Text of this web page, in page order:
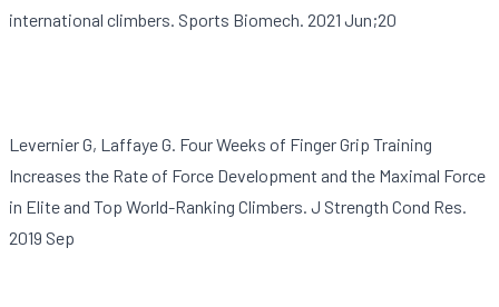
international climbers. Sports Biomech. 2021 Jun;20
Levernier G, Laffaye G. Four Weeks of Finger Grip Training
Increases the Rate of Force Development and the Maximal Force
in Elite and Top World-Ranking Climbers. J Strength Cond Res.
2019 Sep